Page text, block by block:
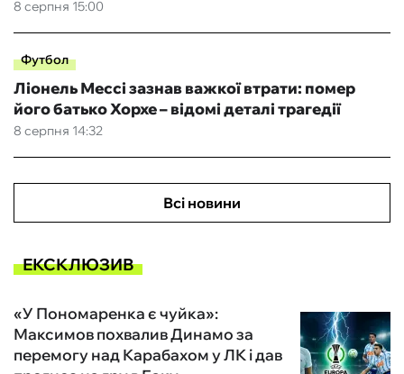
8 серпня 15:00
Футбол
8 серпня 14:32
Ліонель Мессі зазнав важкої втрати: помер
його батько Хорхе – відомі деталі трагедії
Всі новини
ЕКСКЛЮЗИВ
«У Пономаренка є чуйка»:
Максимов похвалив Динамо за
перемогу над Карабахом у ЛК і дав